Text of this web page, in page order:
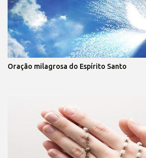
Oração milagrosa do Espírito Santo